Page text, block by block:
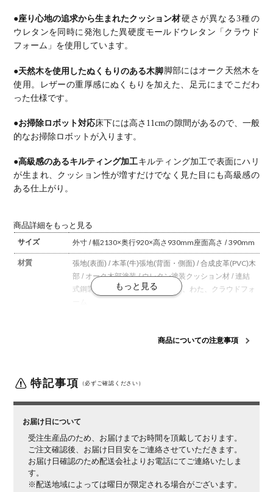
●座り心地の追求から生まれたクッション材硬さが異なる3種の
ウレタンを同時に発泡した異硬度モールドウレタン「クラウド
フォーム」を使用しています。
●天然木を使用したぬくもりのある木脚脚部にはオーク天然木を
使用。レザーの重厚感にぬくもりを加えた、足元にまでこだわ
った仕様です。
●お掃除ロボット対応 床下には高さ11cmの隙間があるので、一般
的なお掃除ロボットが入ります。
●高級感のあるキルティング加工キルティング加工で表面にハリ
が生まれ、クッション性が増すだけでなく見た目にも高級感の
ある仕上がり。
商品詳細をもっと見る
サイズ
外寸 / 幅2130×奥行920×高さ930mm座面高さ / 390mm
材質 張地(表面) / 本革(牛)張地(背面・側面) / 合成皮革(PVC)木
部 / オーク木部塗装 / ウレタン塗装 クッション材 / 連結
式鋼製組バネ、ウレタンフォーム、わた、クラウドフォ
梱包重量 61kg
ご注意
この商品は脚部に天然木を使用しているため、木目や
節、色味など1品ごとに個体差があります。
で、予めご了承ください。
商品についての注意事項
特記事項 （必ずご確認ください）
お届け日について
受注生産品のため、お届けまでお時間を頂戴しております。
ご注文確認後、お届け日目安をご連絡させていただきます。
お届け日確認のため配送会社よりお電話にてご連絡いたしま
す。
※配送地域によっては曜日が限定される場合がございます。